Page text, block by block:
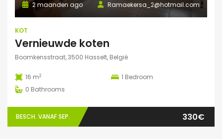
Ramaekersa_2@hotmail.com
2 maanden ago
KOT
Vernieuwde koten
Boomkensstraat, 3500 Hasselt, België
16 m2 1 Bedroom
0 Bathrooms
BESCH. VANAF SEP. 330€